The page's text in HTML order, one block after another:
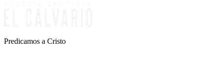
Predicamos a Cristo